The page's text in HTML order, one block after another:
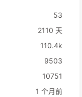
53
2110 天
110.4k
9503
10751
1 个月前